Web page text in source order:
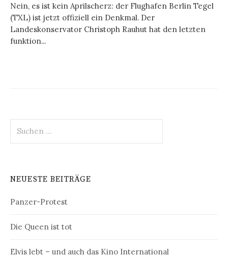
Nein, es ist kein Aprilscherz: der Flughafen Berlin Tegel
(TXL) ist jetzt offiziell ein Denkmal. Der
Landeskonservator Christoph Rauhut hat den letzten
funktion...
nach:
NEUESTE BEITRÄGE
Panzer-Protest
Die Queen ist tot
Elvis lebt – und auch das Kino International